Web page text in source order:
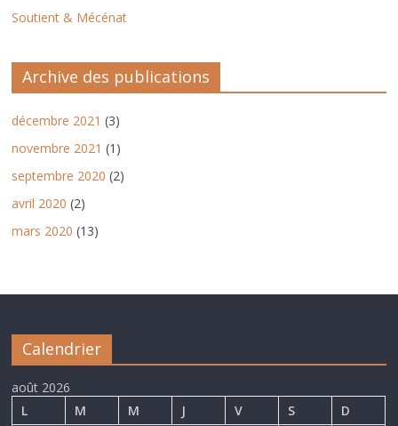
Soutient & Mécénat
Archive des publications
décembre 2021 (3)
novembre 2021 (1)
septembre 2020 (2)
avril 2020 (2)
mars 2020 (13)
Calendrier
août 2026
L
M M J V S
D